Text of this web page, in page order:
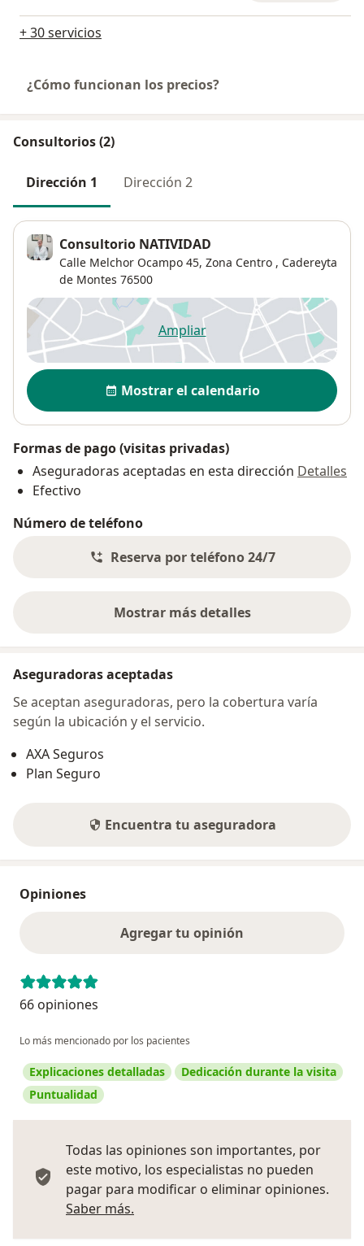
+ 30 servicios
¿Cómo funcionan los precios?
Consultorios (2)
Dirección 1 Dirección 2
Consultorio NATIVIDAD
Calle Melchor Ocampo 45, Zona Centro , Cadereyta
de Montes 76500
Ampliarse abre en una nueva
Disponibilidad
Mostrar el calendario
Formas de pago (visitas privadas)
Aseguradoras aceptadas en esta dirección Detalles
Efectivo
Número de teléfono
Reserva por teléfono 24/7
Mostrar más detalles
sobre la dirección
Aseguradoras aceptadas
Se aceptan aseguradoras, pero la cobertura varía
según la ubicación y el servicio.
AXA Seguros
Plan Seguro
Encuentra tu aseguradora
Opiniones
Agregar tu opinión
66 opiniones
Lo más mencionado por los pacientes
Explicaciones detalladas
Dedicación durante la visita
Puntualidad
Todas las opiniones son importantes, por
este motivo, los especialistas no pueden
pagar para modificar o eliminar opiniones.
Saber más.